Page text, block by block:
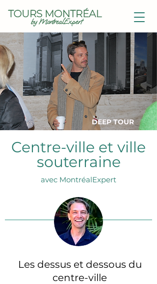
DEEP TOUR
Centre-ville et ville
souterraine
avec MontréalExpert
Les dessus et dessous du
centre-ville